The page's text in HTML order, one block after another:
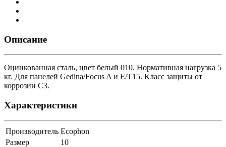
Описание
Оцинкованная сталь, цвет белый 010. Нормативная нагрузка 5
кг. Для панелей Gedina/Focus A и E/T15. Класс защиты от
коррозии С3.
Характеристики
Производитель Ecophon
Размер
10